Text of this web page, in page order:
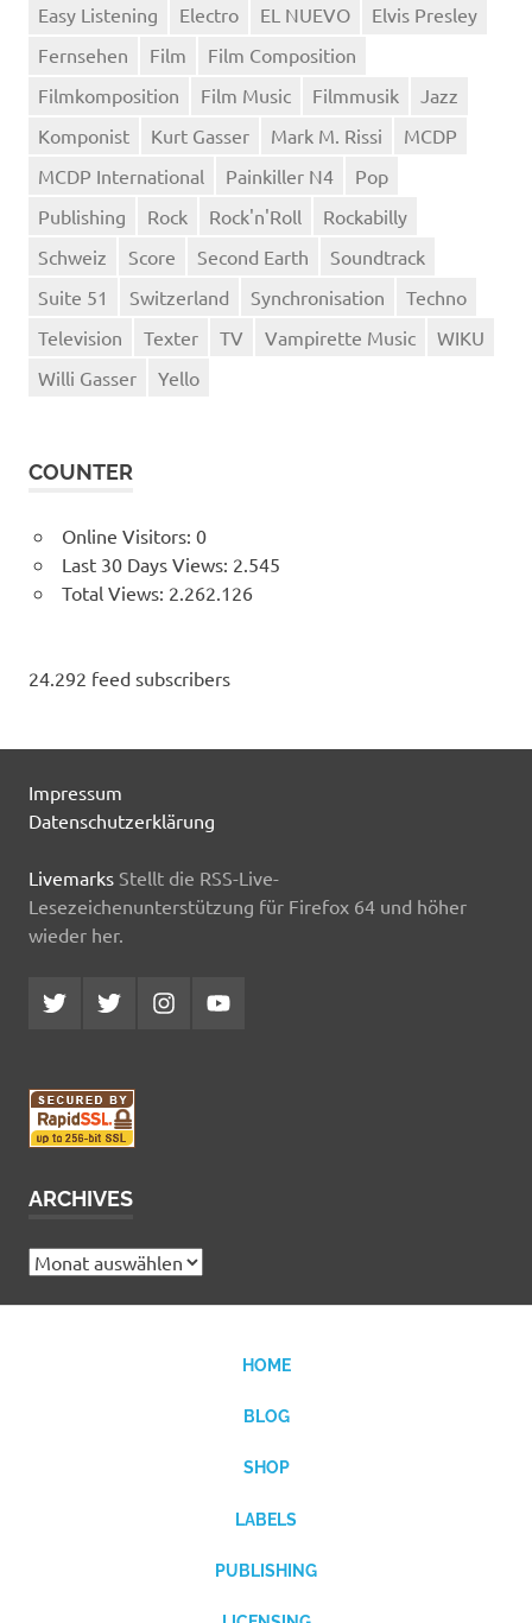
Easy Listening
Electro EL NUEVO
Elvis Presley
Fernsehen
Film
Film Composition
Filmkomposition
Film Music Filmmusik
Jazz
Komponist
Kurt Gasser Mark M. Rissi
MCDP
MCDP International
Painkiller N4
Pop
Publishing
Rock Rock'n'Roll
Rockabilly
Schweiz
Score Second Earth
Soundtrack
Suite 51
Switzerland Synchronisation
Techno
Television
Texter TV Vampirette Music
WIKU
Willi Gasser
Yello
COUNTER
Online Visitors: 0
Last 30 Days Views: 2.545
Total Views: 2.262.126
24.292 feed subscribers
Impressum
Datenschutzerklärung
Livemarks Stellt die RSS-Live-
Lesezeichenunterstützung für Firefox 64 und höher
wieder her.
Twitter
MCDP
Twitter
Musicradiostation
InstagramYouTube
ARCHIVES
Archives
HOME
BLOG
SHOP
LABELS
PUBLISHING